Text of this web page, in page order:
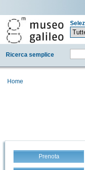
Ricerca semplice
Home
Prenota